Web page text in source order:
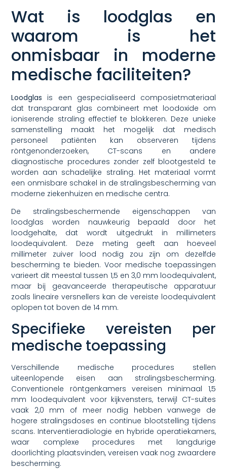
Wat is loodglas en
waarom is het
onmisbaar in moderne
medische faciliteiten?
Loodglas is een gespecialiseerd composietmateriaal
dat transparant glas combineert met loodoxide om
ioniserende straling effectief te blokkeren. Deze unieke
samenstelling maakt het mogelijk dat medisch
personeel patiënten kan observeren tijdens
röntgenonderzoeken, CT-scans en andere
diagnostische procedures zonder zelf blootgesteld te
worden aan schadelijke straling. Het materiaal vormt
een onmisbare schakel in de stralingsbescherming van
moderne ziekenhuizen en medische centra.
De stralingsbeschermende eigenschappen van
loodglas worden nauwkeurig bepaald door het
loodgehalte, dat wordt uitgedrukt in millimeters
loodequivalent. Deze meting geeft aan hoeveel
millimeter zuiver lood nodig zou zijn om dezelfde
bescherming te bieden. Voor medische toepassingen
varieert dit meestal tussen 1,5 en 3,0 mm loodequivalent,
maar bij geavanceerde therapeutische apparatuur
zoals lineaire versnellers kan de vereiste loodequivalent
oplopen tot boven de 14 mm.
Specifieke vereisten per
medische toepassing
Verschillende medische procedures stellen
uiteenlopende eisen aan stralingsbescherming.
Conventionele röntgenkamers vereisen minimaal 1,5
mm loodequivalent voor kijkvensters, terwijl CT-suites
vaak 2,0 mm of meer nodig hebben vanwege de
hogere stralingsdoses en continue blootstelling tijdens
scans. Interventieradiologie en hybride operatiekamers,
waar complexe procedures met langdurige
doorlichting plaatsvinden, vereisen vaak nog zwaardere
bescherming.